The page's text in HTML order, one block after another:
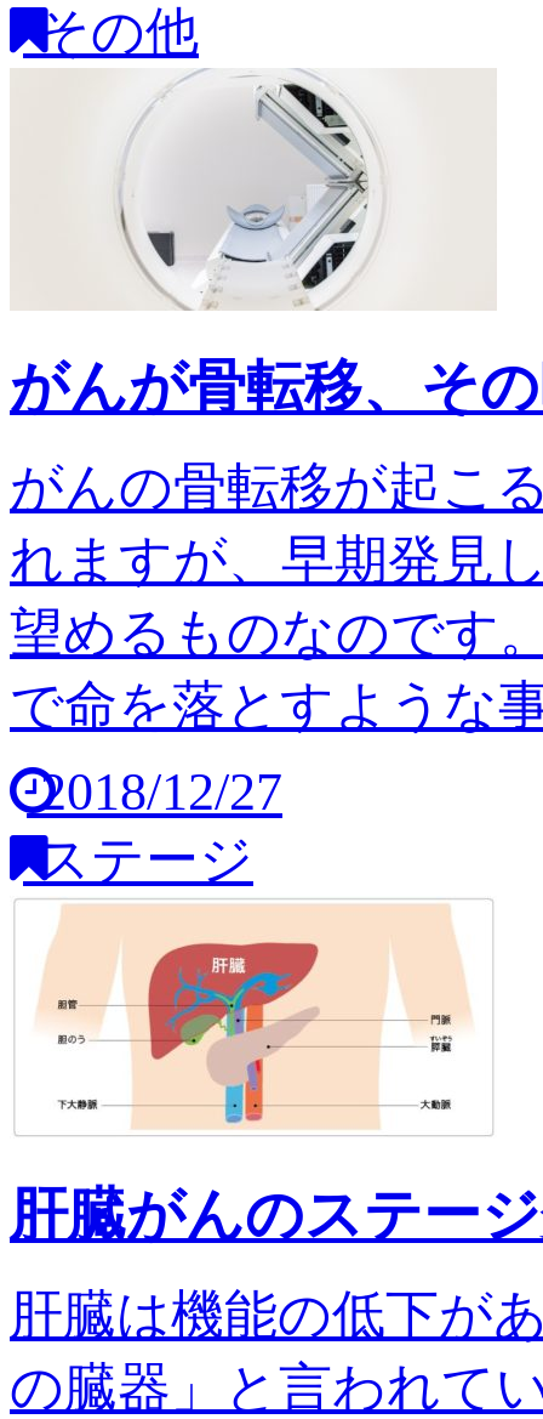
その他
がんが骨転移、そ
がんの骨転移が起こ
れますが、早期発見
望めるものなのです
で命を落とすような
2018/12/27
ステージ
肝臓がんのステー
肝臓は機能の低下が
の臓器」と言われて